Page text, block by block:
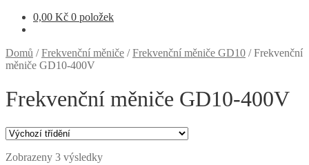
0,00 Kč 0 položek
Domů /Frekvenční měniče /Frekvenční měniče GD10 /Frekvenční
měniče GD10-400V
Frekvenční měniče GD10-400V
Zobrazeny 3 výsledky